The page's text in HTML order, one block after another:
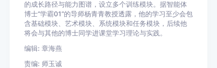
的成长路径与能力图谱，设立多个训练模块。据智能体
博士“学霸01”的导师杨青青教授透露，他的学习至少会包
含基础模块、艺术模块、系统模块和任务模块，后续他
将会与其他的博士同学进课堂学习理论与实践。
编辑: 章海燕
责编: 师玉诚